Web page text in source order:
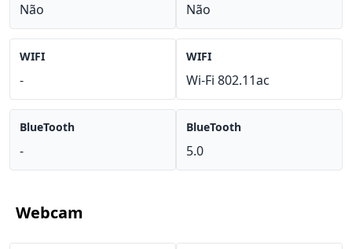
Não
WIFI
-
BlueTooth
-
Não
WIFI
Wi-Fi 802.11ac
BlueTooth
5.0
Webcam